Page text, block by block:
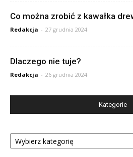
Co można zrobić z kawałka
Redakcja - 27 grudnia 2024
Dlaczego nie tuje?
Redakcja - 26 grudnia 2024
Kategorie
Kategorie